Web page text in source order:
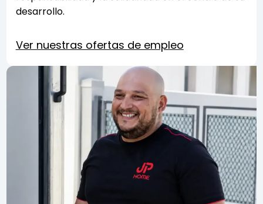
desarrollo.
Ver nuestras ofertas de empleo